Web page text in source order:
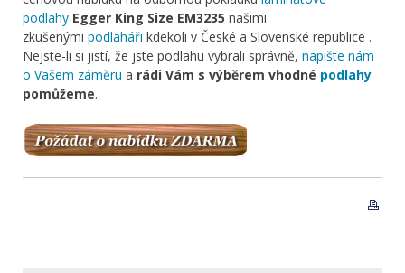
podlahy Egger King Size EM3235 našimi
zkušenými podlaháři kdekoli v České a Slovenské republice .
Nejste-li si jistí, že jste podlahu vybrali správně, napište nám
o Vašem záměru a rádi Vám s výběrem vhodné podlahy
pomůžeme.